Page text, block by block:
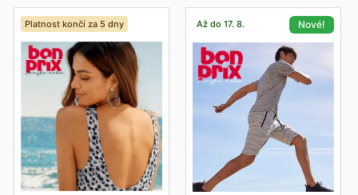
Platnost končí za 5 dny Až do 17. 8. Nové!